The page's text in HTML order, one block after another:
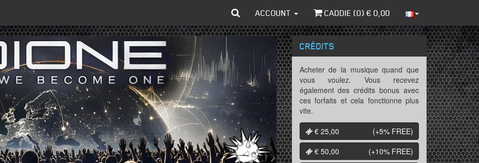
ACCOUNT CADDIE (0) € 0,00
CRÉDITS
Acheter de la musique quand que
vous voulez. Vous recevez
également des crédits bonus avec
ces forfaits et cela fonctionne plus
vite.
€ 25,00
(+5% FREE)
€ 50,00
(+10% FREE)